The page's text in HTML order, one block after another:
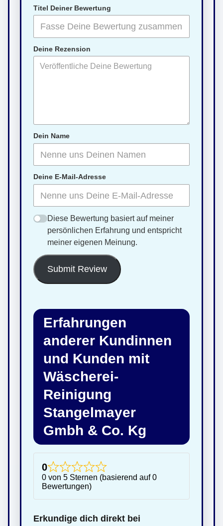
Titel Deiner Bewertung
Deine Rezension
Dein Name
Deine E-Mail-Adresse
Diese Bewertung basiert auf meiner
persönlichen Erfahrung und entspricht
meiner eigenen Meinung.
Submit Review
Erfahrungen
anderer Kundinnen
und Kunden mit
Wäscherei-
Reinigung
Stangelmayer
Gmbh & Co. Kg
0
0 von 5 Sternen (basierend auf 0
Bewertungen)
Erkundige dich direkt bei